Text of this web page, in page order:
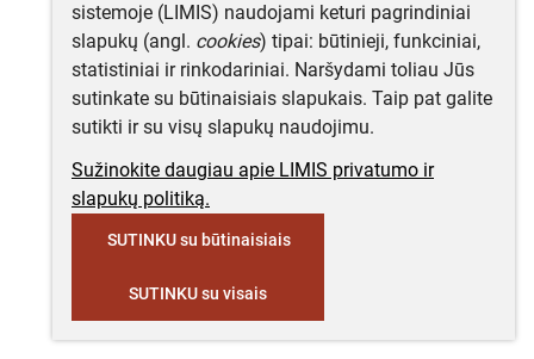
sistemoje (LIMIS) naudojami keturi pagrindiniai
slapukų (angl. cookies) tipai: būtinieji, funkciniai,
statistiniai ir rinkodariniai. Naršydami toliau Jūs
sutinkate su būtinaisiais slapukais. Taip pat galite
sutikti ir su visų slapukų naudojimu.
Sužinokite daugiau apie LIMIS privatumo ir
slapukų politiką.
SUTINKU su būtinaisiais
SUTINKU su visais